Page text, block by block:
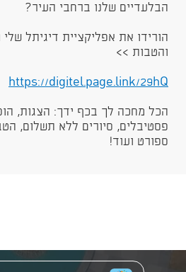
הבלעדיים שלנו ברחבי העיר?
הורידו את אפליקציית דיגיתל שלי
והטבות >>
https://digitel.page.link/29hQ​
הכל מחכה לך בכף ידך: הצגות,
פסטיבלים, סיורים ללא תשלום,
ספורט ועוד!